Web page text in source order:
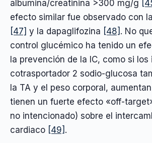
albumina/creatinina >300 mg/g
efecto similar fue observado con
[47] y la dapaglifozina [48] . No
control glucémico ha tenido un
la prevención de la IC, como si los
cotrasportador 2 sodio-glucosa
la TA y el peso corporal,
tienen un fuerte efecto «off-
no intencionado) sobre el
cardiaco [49] .